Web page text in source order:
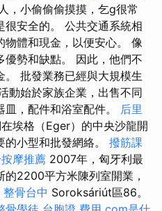
，小偷偷偷摸摸，乞g很常
很安全的。 公共交通系統相
體和現金，以便安心。 像
勢和缺點。 因此，他們不
。 批發業務已經與大規模生
動始於家族企業，出售不同
，配件和浴室配件。 后里
埃格（Eger）的中央沙龍開
小型和批發網絡。 撥筋課
摩推薦 2007年，匈牙利最
2200平方米陳列室開業，
整骨台中 Soroksáriút區86。